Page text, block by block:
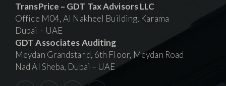
TransPrice – GDT Tax Advisors LLC
Office M04, Al Nakheel Building, Karama
Dubai – UAE
GDT Associates Auditing
Meydan Grandstand, 6th Floor, Meydan Road
Nad Al Sheba, Dubai – UAE